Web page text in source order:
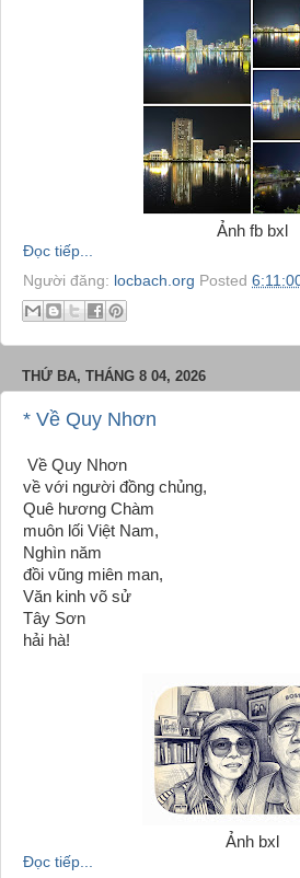
Ảnh fb bxl
Đọc tiếp...
Người đăng: locbach.org Posted
THỨ BA, THÁNG 8 04, 2026
* Về Quy Nhơn
Về Quy Nhơn
về với người đồng chủng,
Quê hương Chàm
muôn lối Việt Nam,
Nghìn năm
đồi vũng miên man,
Văn kinh võ sử
Tây Sơn
hải hà!
Ảnh bxl
Đọc tiếp...